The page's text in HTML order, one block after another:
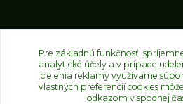
Informácie
FAQ – najčastejšie otázky zákazníkov
Pre základnú funkčnosť,
analytické účely a v prípade
cielenia reklamy využívame
vlastných preferencií cookies
odkazom v spodnej